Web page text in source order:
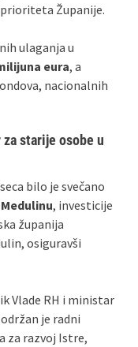
Županije.
ulaganja u
eura, a
nacionalnih
starije osobe u
bilo je svečano
, investicije
županija
osiguravši
Vlade RH i ministar
je radni
za razvoj Istre,